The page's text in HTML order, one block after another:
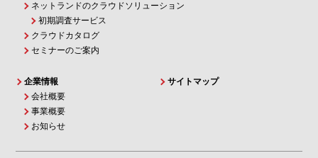
ネットランドのクラウドソリューション
初期調査サービス
クラウドカタログ
セミナーのご案内
企業情報
会社概要
事業概要
お知らせ
サイトマップ